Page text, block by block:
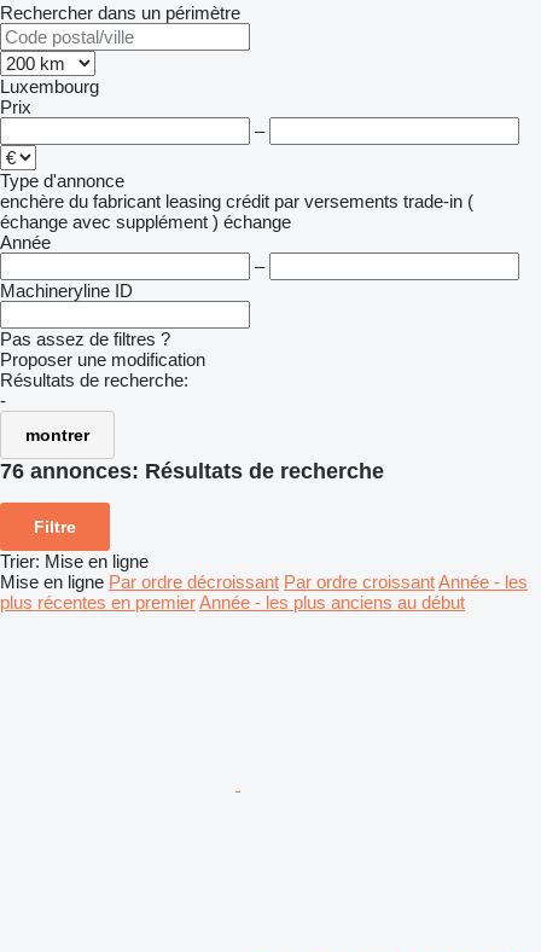
Rechercher dans un périmètre
Luxembourg
Prix
–
Type d'annonce
enchère du fabricant leasing crédit par versements trade-in (
échange avec supplément ) échange
Année
–
Machineryline ID
Pas assez de filtres ?
Proposer une modification
Résultats de recherche:
-
montrer
76 annonces: Résultats de recherche
Filtre
Trier: Mise en ligne
Mise en ligne Par ordre décroissant Par ordre croissantAnnée - les
plus récentes en premierAnnée - les plus anciens au début